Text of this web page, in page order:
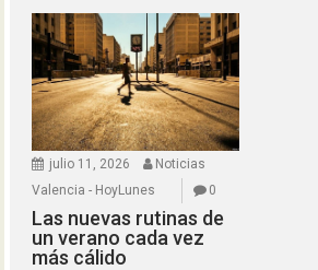
julio 11, 2026
Noticias
Valencia - HoyLunes
0
Las nuevas rutinas de
un verano cada vez
más cálido